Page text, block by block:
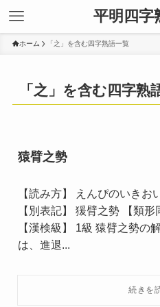
平明四字
ホーム 「之」を含む四字熟語一覧
「之」を含む四字熟
猿臂之勢
【読み方】 えんぴのいきお
【別表記】 猨臂之勢 【類
【漢検級】 1級 猿臂之勢の
は、進退...